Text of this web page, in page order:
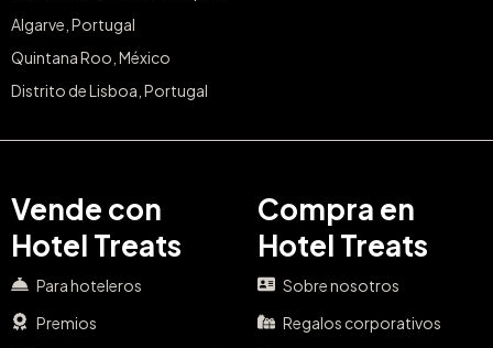
Algarve, Portugal
Quintana Roo, México
Distrito de Lisboa, Portugal
Vende con
Hotel Treats
Para hoteleros
Premios
Compra en
Hotel Treats
Sobre nosotros
Regalos corporativos